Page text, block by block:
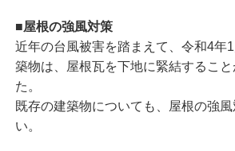
■屋根の強風対策
近年の台風被害を踏まえて、令和4年
築物は、屋根瓦を下地に緊結するこ
た。
既存の建築物についても、屋根の強
い。